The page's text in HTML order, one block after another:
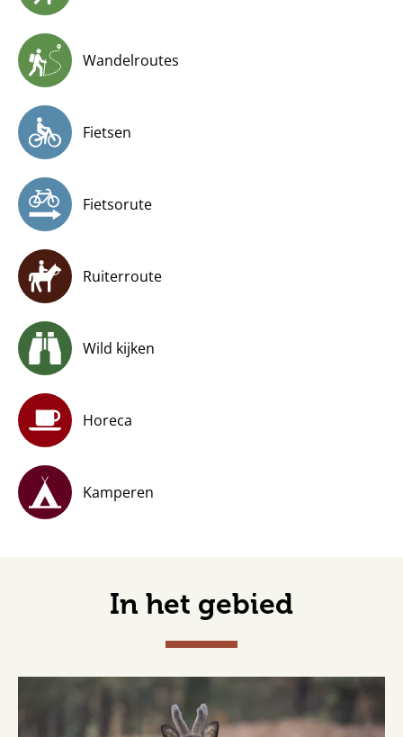
Wandelroutes
Fietsen
Fietsorute
Ruiterroute
Wild kijken
Horeca
Kamperen
In het gebied